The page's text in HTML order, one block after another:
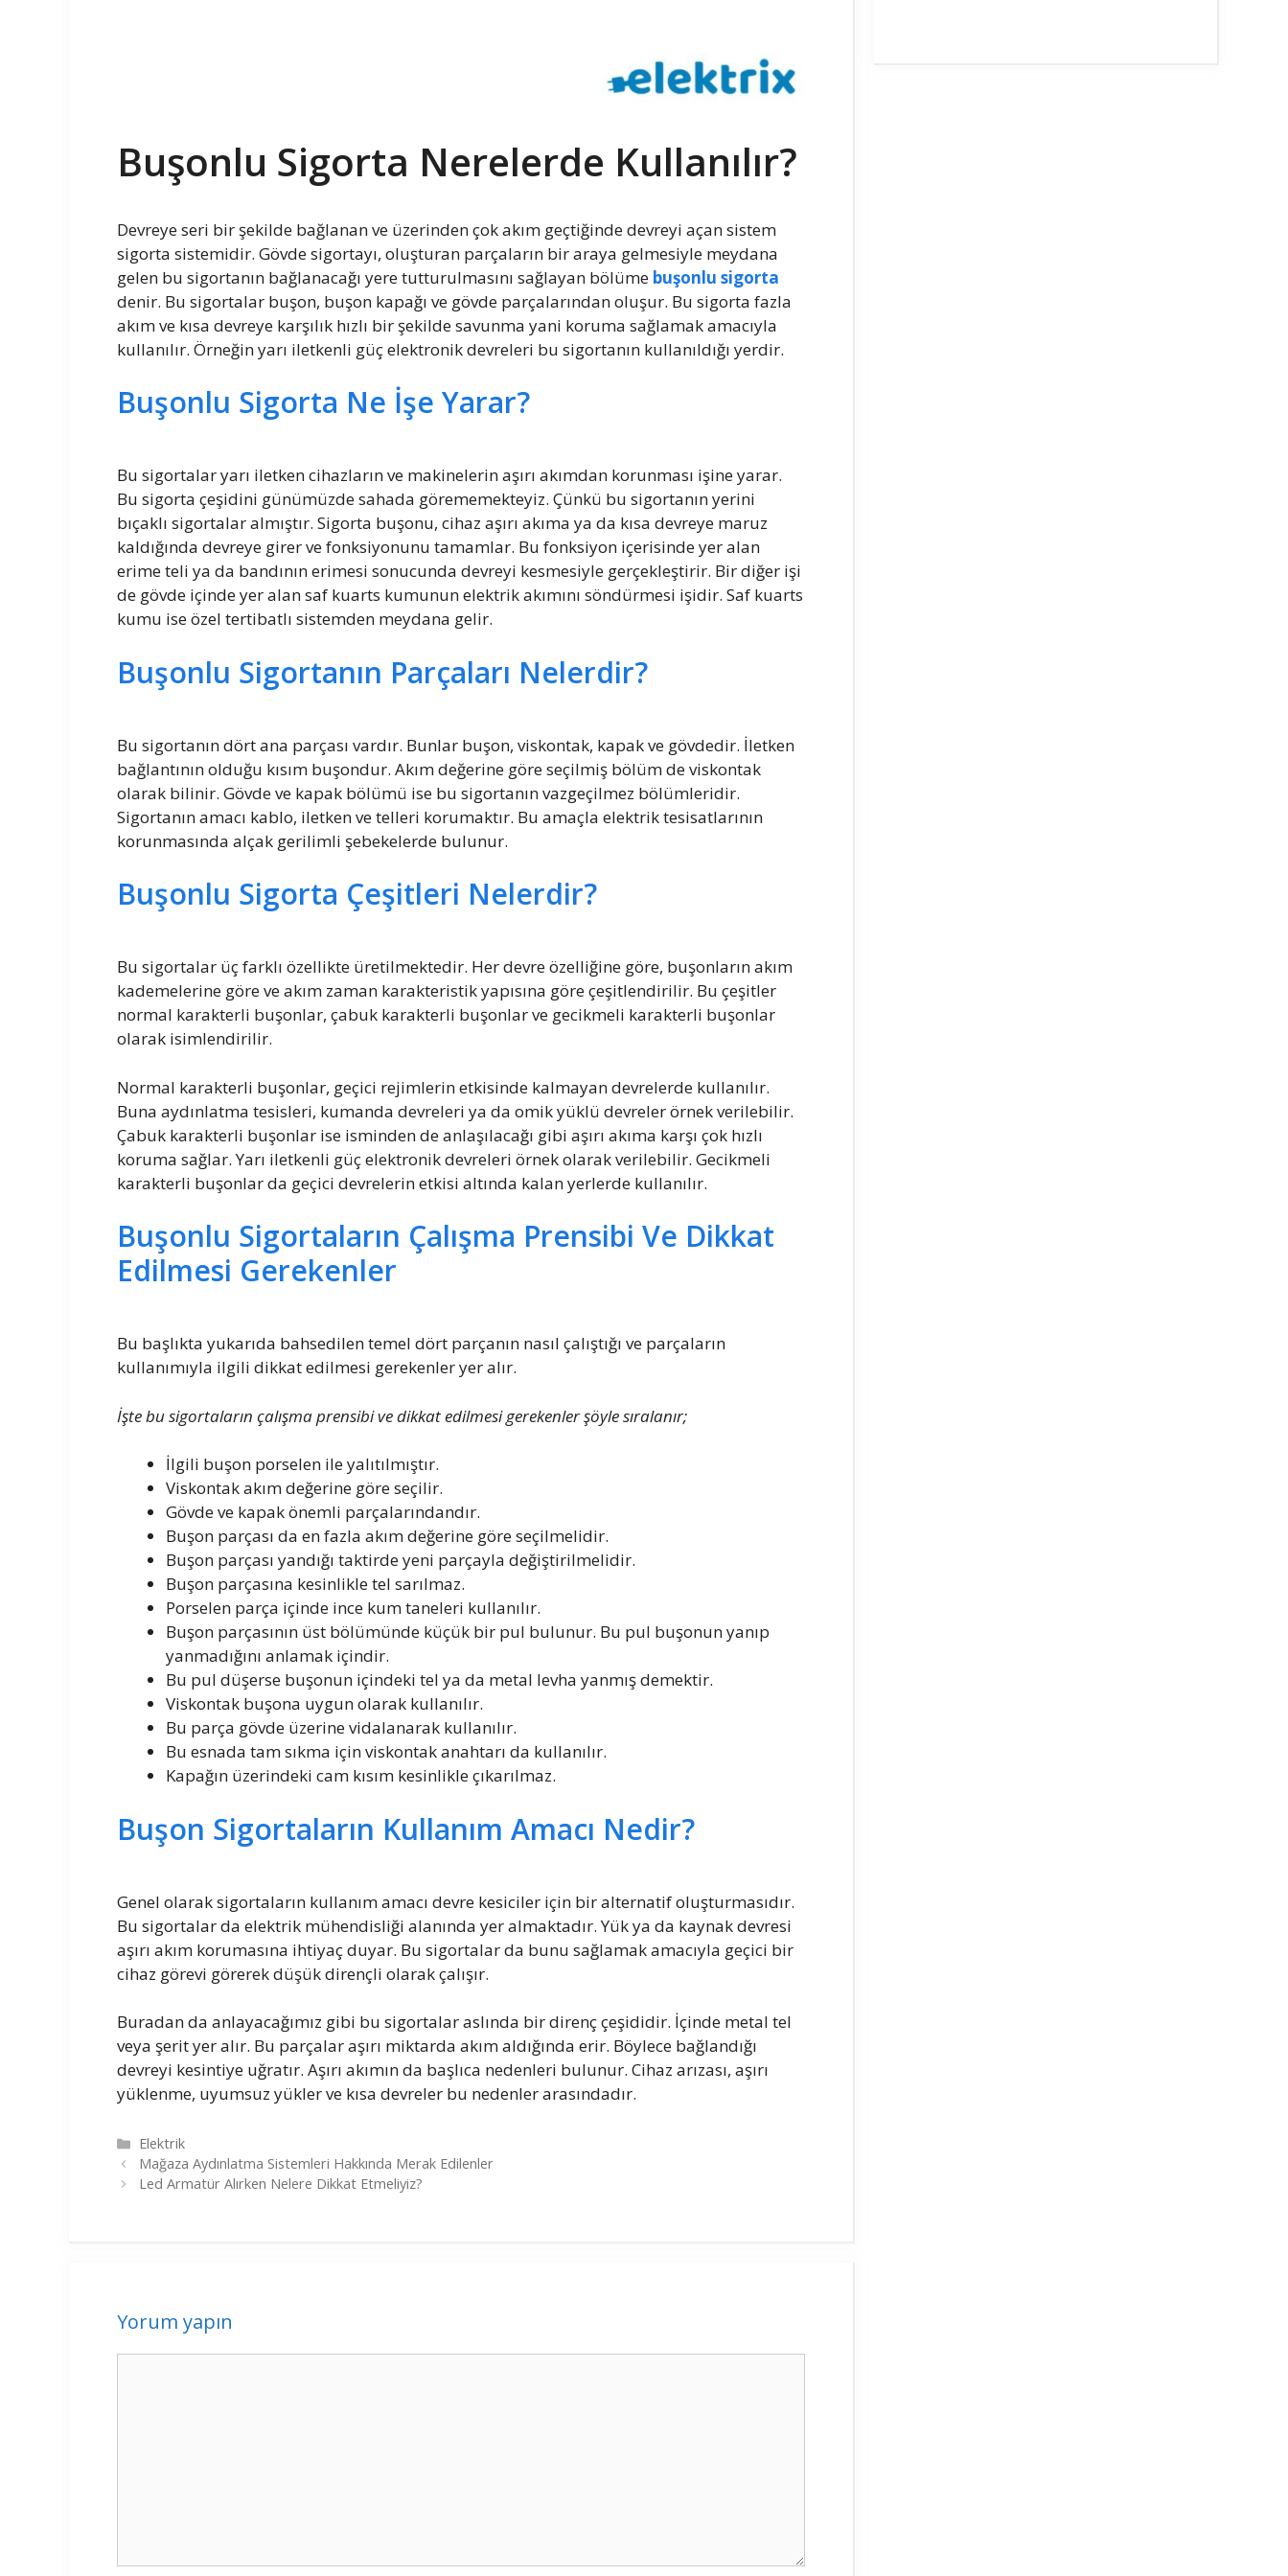
Buşonlu Sigorta Nerelerde Kullanılır?
Devreye seri bir şekilde bağlanan ve üzerinden çok akım geçtiğinde devreyi açan sistem
sigorta sistemidir. Gövde sigortayı, oluşturan parçaların bir araya gelmesiyle meydana
gelen bu sigortanın bağlanacağı yere tutturulmasını sağlayan bölüme buşonlu sigorta
denir. Bu sigortalar buşon, buşon kapağı ve gövde parçalarından oluşur. Bu sigorta fazla
akım ve kısa devreye karşılık hızlı bir şekilde savunma yani koruma sağlamak amacıyla
kullanılır. Örneğin yarı iletkenli güç elektronik devreleri bu sigortanın kullanıldığı yerdir.
Buşonlu Sigorta Ne İşe Yarar?
Bu sigortalar yarı iletken cihazların ve makinelerin aşırı akımdan korunması işine yarar.
Bu sigorta çeşidini günümüzde sahada görememekteyiz. Çünkü bu sigortanın yerini
bıçaklı sigortalar almıştır. Sigorta buşonu, cihaz aşırı akıma ya da kısa devreye maruz
kaldığında devreye girer ve fonksiyonunu tamamlar. Bu fonksiyon içerisinde yer alan
erime teli ya da bandının erimesi sonucunda devreyi kesmesiyle gerçekleştirir. Bir diğer işi
de gövde içinde yer alan saf kuarts kumunun elektrik akımını söndürmesi işidir. Saf kuarts
kumu ise özel tertibatlı sistemden meydana gelir.
Buşonlu Sigortanın Parçaları Nelerdir?
Bu sigortanın dört ana parçası vardır. Bunlar buşon, viskontak, kapak ve gövdedir. İletken
bağlantının olduğu kısım buşondur. Akım değerine göre seçilmiş bölüm de viskontak
olarak bilinir. Gövde ve kapak bölümü ise bu sigortanın vazgeçilmez bölümleridir.
Sigortanın amacı kablo, iletken ve telleri korumaktır. Bu amaçla elektrik tesisatlarının
korunmasında alçak gerilimli şebekelerde bulunur.
Buşonlu Sigorta Çeşitleri Nelerdir?
Bu sigortalar üç farklı özellikte üretilmektedir. Her devre özelliğine göre, buşonların akım
kademelerine göre ve akım zaman karakteristik yapısına göre çeşitlendirilir. Bu çeşitler
normal karakterli buşonlar, çabuk karakterli buşonlar ve gecikmeli karakterli buşonlar
olarak isimlendirilir.
Normal karakterli buşonlar, geçici rejimlerin etkisinde kalmayan devrelerde kullanılır.
Buna aydınlatma tesisleri, kumanda devreleri ya da omik yüklü devreler örnek verilebilir.
Çabuk karakterli buşonlar ise isminden de anlaşılacağı gibi aşırı akıma karşı çok hızlı
koruma sağlar. Yarı iletkenli güç elektronik devreleri örnek olarak verilebilir. Gecikmeli
karakterli buşonlar da geçici devrelerin etkisi altında kalan yerlerde kullanılır.
Buşonlu Sigortaların Çalışma Prensibi Ve Dikkat
Edilmesi Gerekenler
Bu başlıkta yukarıda bahsedilen temel dört parçanın nasıl çalıştığı ve parçaların
kullanımıyla ilgili dikkat edilmesi gerekenler yer alır.
İşte bu sigortaların çalışma prensibi ve dikkat edilmesi gerekenler şöyle sıralanır;
İlgili buşon porselen ile yalıtılmıştır.
Viskontak akım değerine göre seçilir.
Gövde ve kapak önemli parçalarındandır.
Buşon parçası da en fazla akım değerine göre seçilmelidir.
Buşon parçası yandığı taktirde yeni parçayla değiştirilmelidir.
Buşon parçasına kesinlikle tel sarılmaz.
Porselen parça içinde ince kum taneleri kullanılır.
Buşon parçasının üst bölümünde küçük bir pul bulunur. Bu pul buşonun yanıp
yanmadığını anlamak içindir.
Bu pul düşerse buşonun içindeki tel ya da metal levha yanmış demektir.
Viskontak buşona uygun olarak kullanılır.
Bu parça gövde üzerine vidalanarak kullanılır.
Bu esnada tam sıkma için viskontak anahtarı da kullanılır.
Kapağın üzerindeki cam kısım kesinlikle çıkarılmaz.
Buşon Sigortaların Kullanım Amacı Nedir?
Genel olarak sigortaların kullanım amacı devre kesiciler için bir alternatif oluşturmasıdır.
Bu sigortalar da elektrik mühendisliği alanında yer almaktadır. Yük ya da kaynak devresi
aşırı akım korumasına ihtiyaç duyar. Bu sigortalar da bunu sağlamak amacıyla geçici bir
cihaz görevi görerek düşük dirençli olarak çalışır.
Buradan da anlayacağımız gibi bu sigortalar aslında bir direnç çeşididir. İçinde metal tel
veya şerit yer alır. Bu parçalar aşırı miktarda akım aldığında erir. Böylece bağlandığı
devreyi kesintiye uğratır. Aşırı akımın da başlıca nedenleri bulunur. Cihaz arızası, aşırı
yüklenme, uyumsuz yükler ve kısa devreler bu nedenler arasındadır.
Kategoriler
Elektrik
Yazı
dolaşımı
Mağaza Aydınlatma Sistemleri Hakkında Merak Edilenler
Led Armatür Alırken Nelere Dikkat Etmeliyiz?
Yorum yapın